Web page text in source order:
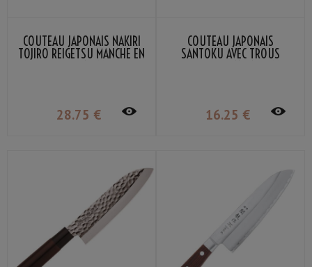
COUTEAU JAPONAIS NAKIRI
TOJIRO REIGETSU MANCHE EN
28.75 €
COUTEAU JAPONAIS
SANTOKU AVEC TROUS
16.25 €